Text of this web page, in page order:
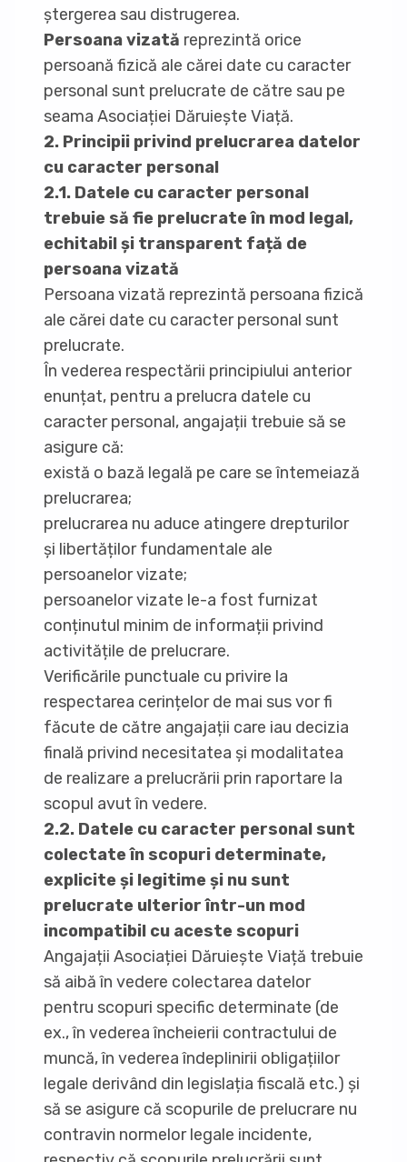
ștergerea sau distrugerea.
Persoana vizată reprezintă orice
persoană fizică ale cărei date cu caracter
personal sunt prelucrate de către sau pe
seama Asociației Dăruiește Viață.
2. Principii privind prelucrarea datelor
cu caracter personal
2.1. Datele cu caracter personal
trebuie să fie prelucrate în mod legal,
echitabil și transparent față de
persoana vizată
Persoana vizată reprezintă persoana fizică
ale cărei date cu caracter personal sunt
prelucrate.
În vederea respectării principiului anterior
enunțat, pentru a prelucra datele cu
caracter personal, angajații trebuie să se
asigure că:
există o bază legală pe care se întemeiază
prelucrarea;
prelucrarea nu aduce atingere drepturilor
și libertăților fundamentale ale
persoanelor vizate;
persoanelor vizate le-a fost furnizat
conținutul minim de informații privind
activitățile de prelucrare.
Verificările punctuale cu privire la
respectarea cerințelor de mai sus vor fi
făcute de către angajații care iau decizia
finală privind necesitatea și modalitatea
de realizare a prelucrării prin raportare la
scopul avut în vedere.
2.2. Datele cu caracter personal sunt
colectate în scopuri determinate,
explicite și legitime și nu sunt
prelucrate ulterior într-un mod
incompatibil cu aceste scopuri
Angajații Asociației Dăruiește Viață trebuie
să aibă în vedere colectarea datelor
pentru scopuri specific determinate (de
ex., în vederea încheierii contractului de
muncă, în vederea îndeplinirii obligațiilor
legale derivând din legislația fiscală etc.) și
să se asigure că scopurile de prelucrare nu
contravin normelor legale incidente,